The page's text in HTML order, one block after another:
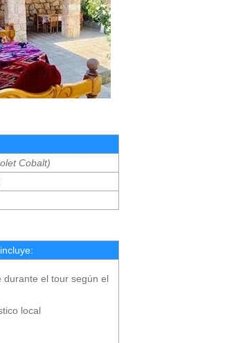
Cobalt)
durante el tour según el
local